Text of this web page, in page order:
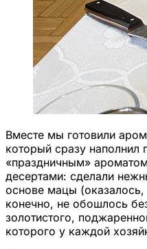
Вместе мы готовили
который сразу
«праздничным»
десертами: сделали
основе мацы
конечно, не обошлось
золотистого,
которого у каждой